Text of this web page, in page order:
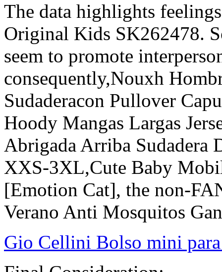
The data highlights
Original Kids SK262478.
seem to promote
consequently,Nouxh
Sudaderacon Pullover
Hoody Mangas Largas
Abrigada Arriba Sudadera
XXS-3XL,Cute Baby
[Emotion Cat], the non-
Verano Anti Mosquitos
Gio Cellini Bolso mini